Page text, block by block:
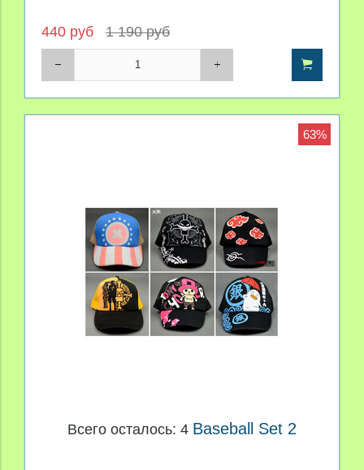
440 руб 1 190 руб
63%
Всего осталось: 4 Baseball Set 2